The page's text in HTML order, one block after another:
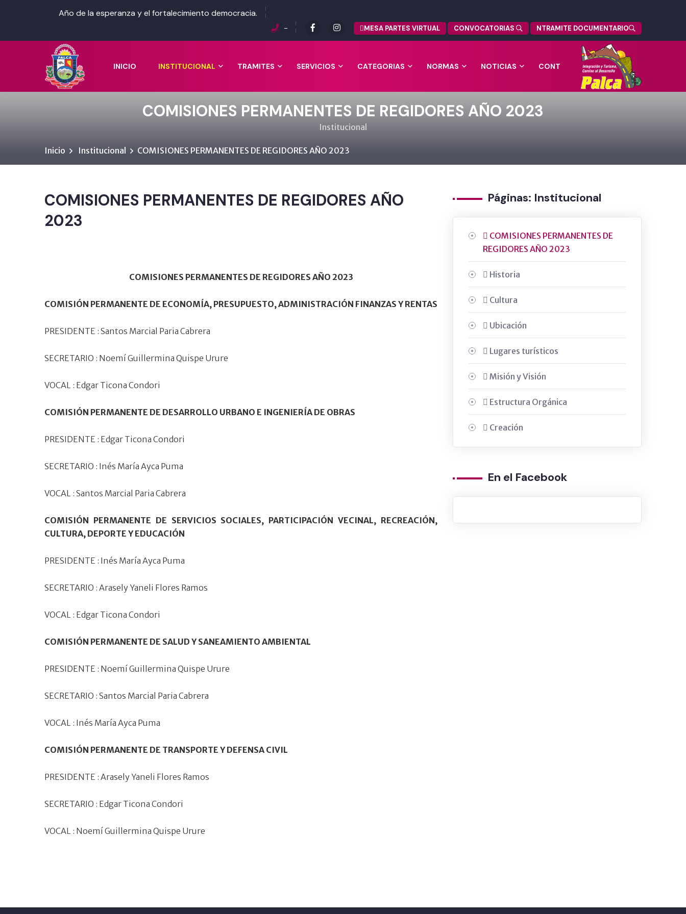
Año de la esperanza y el fortalecimiento democracia.
-
MESA PARTES VIRTUAL CONVOCATORIAS NTRAMITE DOCUMENTARIO
INICIO INSTITUCIONAL TRAMITES SERVICIOS CATEGORIAS NORMAS NOTICIAS CONT
COMISIONES PERMANENTES DE REGIDORES AÑO 2023
Institucional
Inicio Institucional COMISIONES PERMANENTES DE REGIDORES AÑO 2023
COMISIONES PERMANENTES DE REGIDORES AÑO
2023
COMISIONES PERMANENTES DE REGIDORES AÑO 2023
COMISIÓN PERMANENTE DE ECONOMÍA, PRESUPUESTO, ADMINISTRACIÓN FINANZAS Y RENTAS
PRESIDENTE : Santos Marcial Paria Cabrera
SECRETARIO : Noemí Guillermina Quispe Urure
VOCAL : Edgar Ticona Condori
COMISIÓN PERMANENTE DE DESARROLLO URBANO E INGENIERÍA DE OBRAS
PRESIDENTE : Edgar Ticona Condori
SECRETARIO : Inés María Ayca Puma
VOCAL : Santos Marcial Paria Cabrera
COMISIÓN PERMANENTE DE SERVICIOS SOCIALES, PARTICIPACIÓN VECINAL, RECREACIÓN,
CULTURA, DEPORTE Y EDUCACIÓN
PRESIDENTE : Inés María Ayca Puma
SECRETARIO : Arasely Yaneli Flores Ramos
VOCAL : Edgar Ticona Condori
COMISIÓN PERMANENTE DE SALUD Y SANEAMIENTO AMBIENTAL
PRESIDENTE : Noemí Guillermina Quispe Urure
SECRETARIO : Santos Marcial Paria Cabrera
VOCAL : Inés María Ayca Puma
COMISIÓN PERMANENTE DE TRANSPORTE Y DEFENSA CIVIL
PRESIDENTE : Arasely Yaneli Flores Ramos
SECRETARIO : Edgar Ticona Condori
VOCAL : Noemí Guillermina Quispe Urure
Páginas: Institucional
COMISIONES PERMANENTES DE
REGIDORES AÑO 2023
Historia
Cultura
Ubicación
Lugares turísticos
Misión y Visión
Estructura Orgánica
Creación
En el Facebook